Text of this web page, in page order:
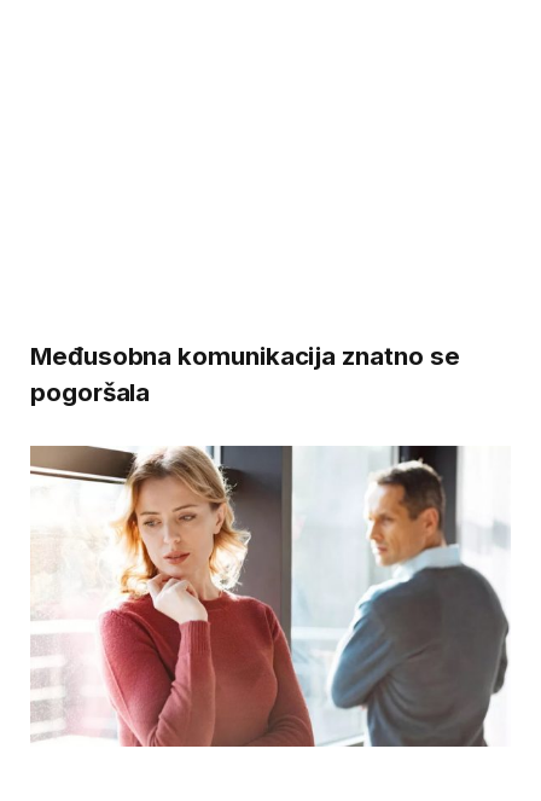
Međusobna komunikacija znatno se
pogoršala